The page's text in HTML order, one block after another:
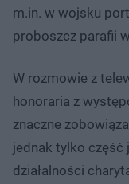
m.in. w wojsku
proboszcz parafii
W rozmowie z
honoraria z
znaczne
jednak tylko część
działalności